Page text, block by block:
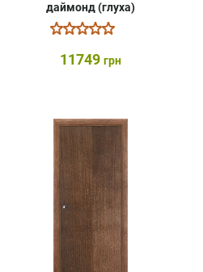
даймонд (глуха)
11749 грн